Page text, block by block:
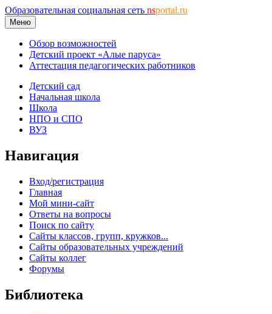
Образовательная социальная сеть nsportal.ru
Меню
Обзор возможностей
Детский проект «Алые паруса»
Аттестация педагогических работников
Детский сад
Начальная школа
Школа
НПО и СПО
ВУЗ
Навигация
Вход/регистрация
Главная
Мой мини-сайт
Ответы на вопросы
Поиск по сайту
Сайты классов, групп, кружков...
Сайты образовательных учреждений
Сайты коллег
Форумы
Библиотека